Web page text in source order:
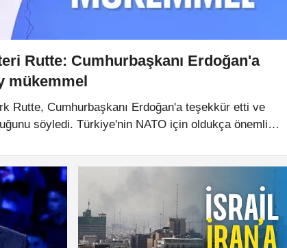
Rutte: Cumhurbaşkanı Erdoğan'a
mükemmel
Rutte, Cumhurbaşkanı Erdoğan'a teşekkür etti ve
söyledi. Türkiye'nin NATO için oldukça önemli